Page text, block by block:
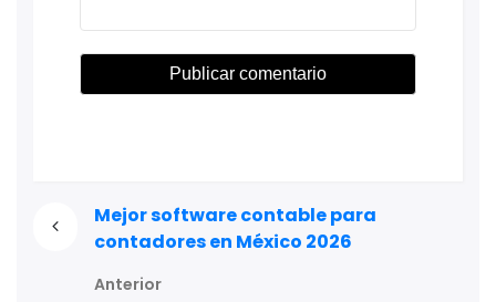
Mejor software contable para
contadores en México 2026
Anterior